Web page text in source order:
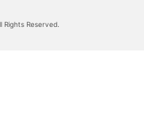
Reserved.